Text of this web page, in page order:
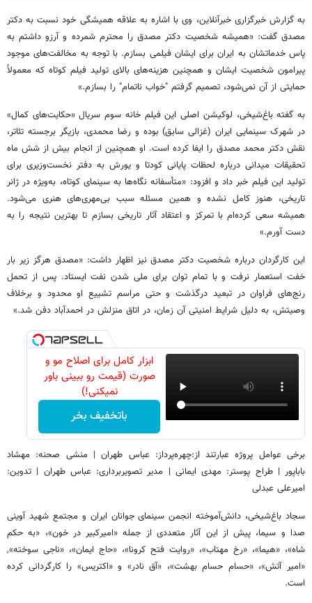
به گزارش خبرگزاری خبرآنلاین، وی با اشاره به علاقه همیشگی خود نسبت به دکتر
مصدق گفت: «همیشه شخصیت دکتر مصدق را محترم شمرده و آرزو داشتم به
پاس خدماتشان به ایران برای ایشان فیلمی بسازم. با توجه به مخالفت‌های موجود
پیرامون شخصیت ایشان و همچنین هزینه‌های بالای تولید فیلم کوتاه که معمولاً
حمایتی از آن نمی‌شود، تصمیم گرفتم "خواب ناتمام" را بسازم.»
به گفته باغ‌شیخی، لوکیشن اصلی این فیلم خانه سوم سریال «حکایت‌های کمال»
در شهرک سینمایی ایران (غزالی سابق) بوده و رضا محمدی، بازیگر برجسته تئاتر،
نقش دکتر محمد مصدق را ایفا کرده است. او همچنین از انجام بیش از شش ماه
تحقیقات میدانی درباره لحظات پایانی کودتا و یورش به دفتر نخست‌وزیری برای
تولید این فیلم خبر داد و افزود: «متأسفانه نگاه‌ها به سینمای کوتاه، به‌ویژه در ژانر
تاریخی، هنوز کامل نشده و همین مسئله سبب بی‌مهری‌های هنری می‌شود.
همیشه سعی کرده‌ام با تمرکز و اعتقاد آثار تاریخی بسازم تا بهترین نتیجه را به
دست آورم.»
این کارگردان درباره شخصیت دکتر مصدق نیز اظهار داشت: «مصدق هرگز زیر بار
خفت استعمار نرفت و با تمام توان برای ملی شدن نفت ایستاد. پس از تحمل
رنج‌های فراوان در تبعید درگذشت و حتی مراسم تشییع او محدود و برخلاف
وصیتش، به دلیل شرایط امنیتی آن زمان، در اتاق منزلش در احمدآباد دفن شد.»
ابزار کامل برای اصلاح مو و
صورت (قیمت رو ببینی باور
نمیکنی!)
باتخفیف بخر
برخی عوامل پروژه عبارتند از:چهره‌پرداز: عباس طهران | منشی صحنه: مهشاد
باباپور | طراح پوستر: مهدی ایمانی | مدیر تصویربرداری: عباس طهران | تدوین:
امیرعلی عبدلی
سجاد باغ‌شیخی، دانش‌آموخته انجمن سینمای جوانان ایران و مجتمع شهید آوینی
صدا و سیما، پیش از این آثار متعددی از جمله «امیرکبیر در خون»، «به حکم
شاه»، «هیما»، «رخ مهتاب»، «روایت فتح کرونا»، «حاج ایمان»، «ناجی سوخته»,
«امیر آتش»، «حسام حسام بهشت»، «آق نادر» و «اکتریس» را کارگردانی کرده
است.